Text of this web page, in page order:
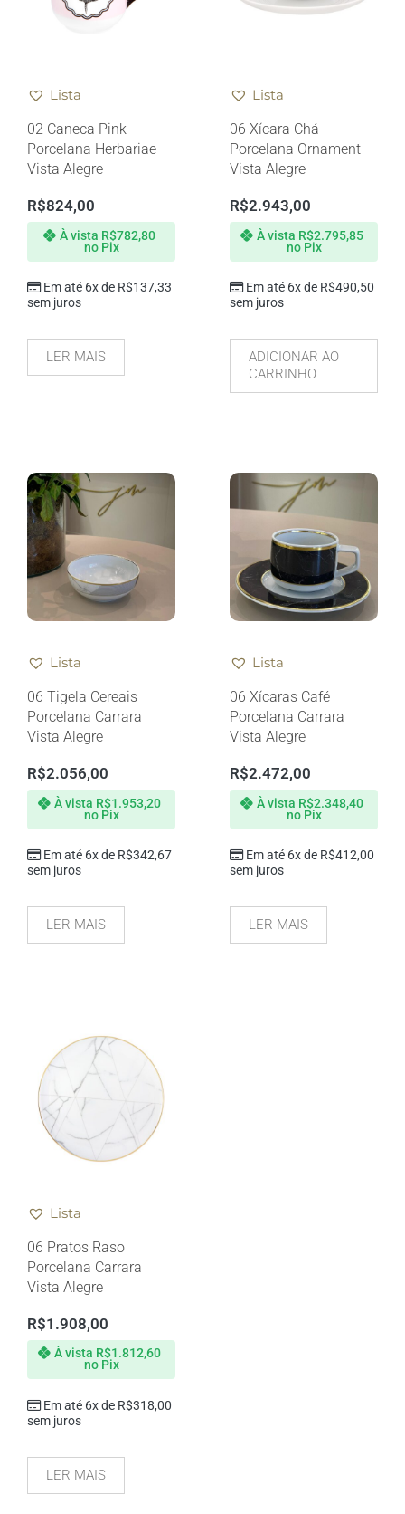
Lista
02 Caneca Pink
Porcelana Herbariae
Vista Alegre
R$824,00
Em até 6x de R$137,33
sem juros
À vista R$782,80
no Pix
LER MAIS
Lista
06 Xícara Chá
Porcelana Ornament
Vista Alegre
R$2.943,00
Em até 6x de R$490,50
sem juros
À vista R$2.795,85
no Pix
ADICIONAR AO
CARRINHO
Lista
06 Tigela Cereais
Porcelana Carrara
Vista Alegre
R$2.056,00
Em até 6x de R$342,67
sem juros
À vista R$1.953,20
no Pix
LER MAIS
Lista
06 Xícaras Café
Porcelana Carrara
Vista Alegre
R$2.472,00
Em até 6x de R$412,00
sem juros
À vista R$2.348,40
no Pix
LER MAIS
Lista
06 Pratos Raso
Porcelana Carrara
Vista Alegre
R$1.908,00
Em até 6x de R$318,00
sem juros
À vista R$1.812,60
no Pix
LER MAIS